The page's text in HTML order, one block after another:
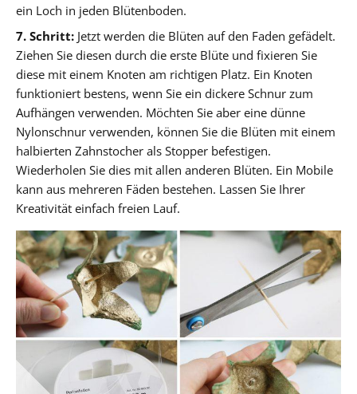
ein Loch in jeden Blütenboden.
7. Schritt: Jetzt werden die Blüten auf den Faden gefädelt.
Ziehen Sie diesen durch die erste Blüte und fixieren Sie
diese mit einem Knoten am richtigen Platz. Ein Knoten
funktioniert bestens, wenn Sie ein dickere Schnur zum
Aufhängen verwenden. Möchten Sie aber eine dünne
Nylonschnur verwenden, können Sie die Blüten mit einem
halbierten Zahnstocher als Stopper befestigen.
Wiederholen Sie dies mit allen anderen Blüten. Ein Mobile
kann aus mehreren Fäden bestehen. Lassen Sie Ihrer
Kreativität einfach freien Lauf.